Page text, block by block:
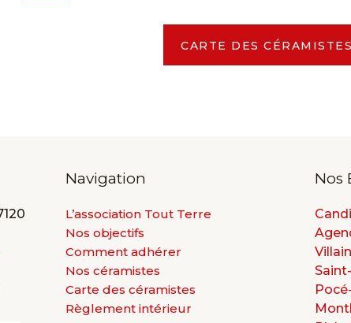
CARTE DES CÉRAMISTES
Navigation
L’association Tout Terre
Nos objectifs
Comment adhérer
Nos céramistes
Carte des céramistes
Règlement intérieur
Nos